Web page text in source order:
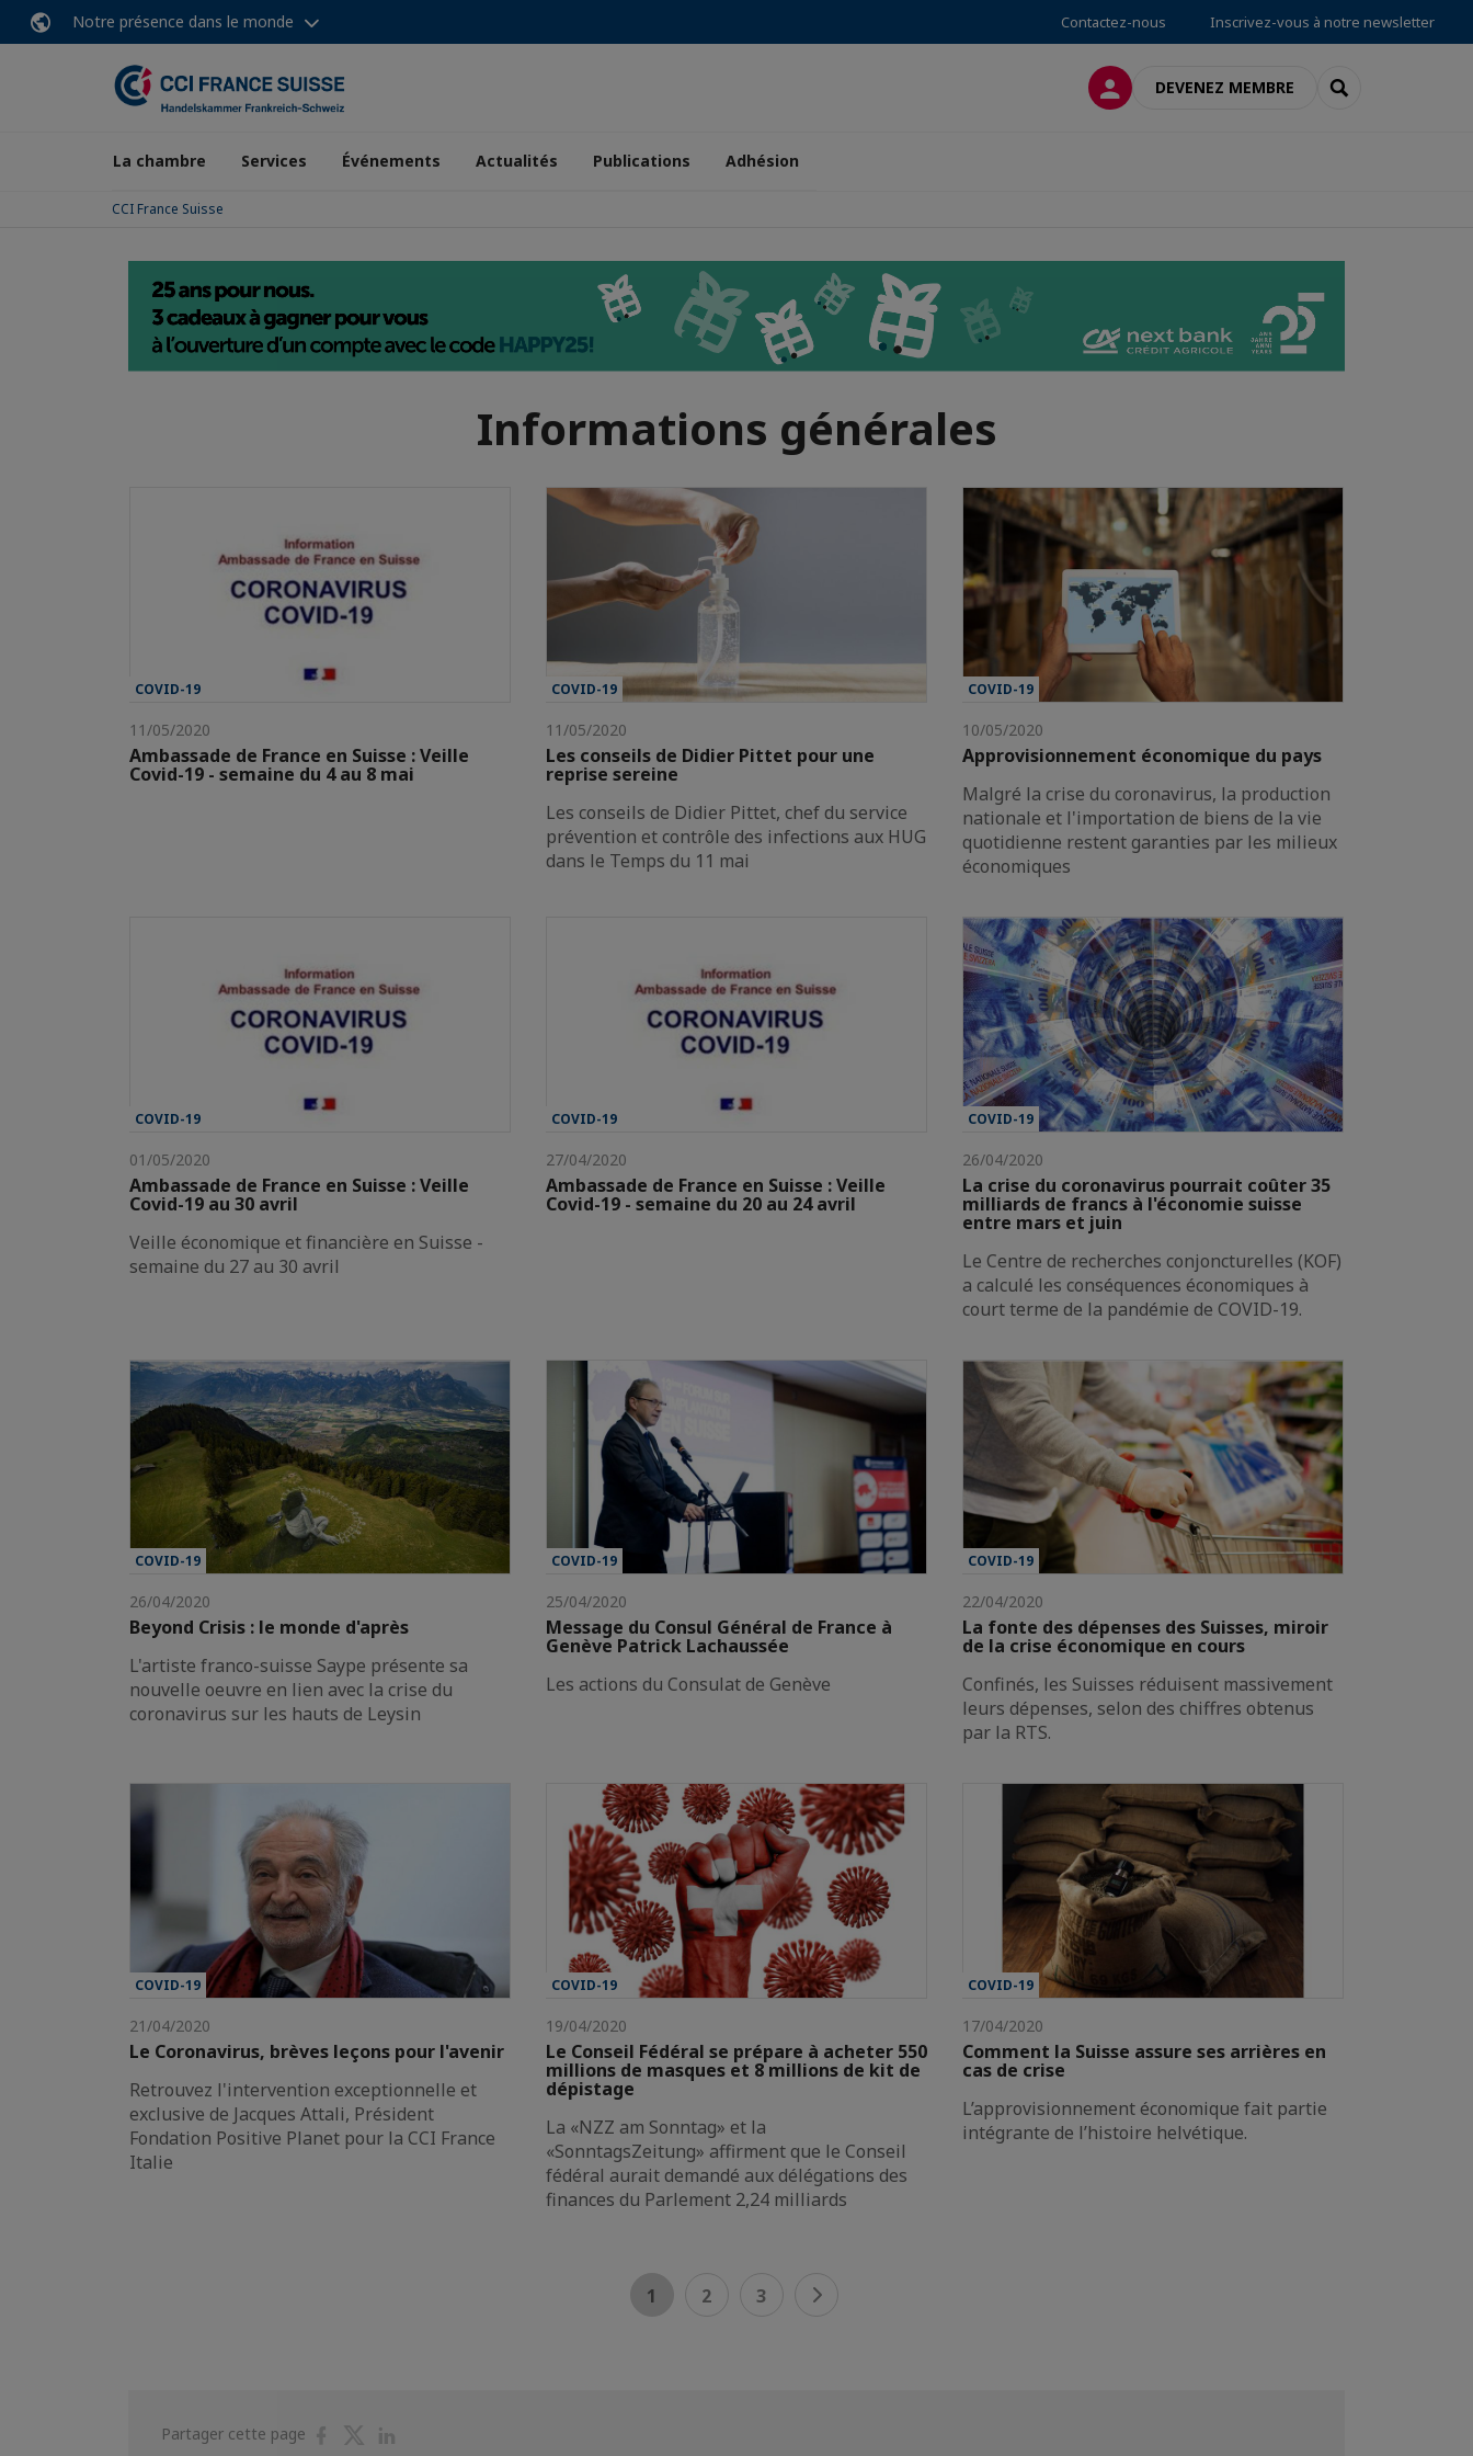
Notre présence dans le monde Contactez-nous Inscrivez-vous à notre newsletter
CONNEXIONDEVENEZ MEMBRE RECHERCHER
La chambre Services Événements Actualités Publications Adhésion
CCI France Suisse
Informations générales
COVID-19
11/05/2020
Ambassade de France en Suisse : Veille
Covid-19 - semaine du 4 au 8 mai
COVID-19
11/05/2020
Les conseils de Didier Pittet pour une
reprise sereine
Les conseils de Didier Pittet, chef du service
prévention et contrôle des infections aux HUG
dans le Temps du 11 mai
COVID-19
10/05/2020
Approvisionnement économique du pays
Malgré la crise du coronavirus, la production
nationale et l'importation de biens de la vie
quotidienne restent garanties par les milieux
économiques
COVID-19
01/05/2020
Ambassade de France en Suisse : Veille
Covid-19 au 30 avril
Veille économique et financière en Suisse -
semaine du 27 au 30 avril
COVID-19
27/04/2020
Ambassade de France en Suisse : Veille
Covid-19 - semaine du 20 au 24 avril
COVID-19
26/04/2020
La crise du coronavirus pourrait coûter 35
milliards de francs à l'économie suisse
entre mars et juin
Le Centre de recherches conjoncturelles (KOF)
a calculé les conséquences économiques à
court terme de la pandémie de COVID-​19.
COVID-19
26/04/2020
Beyond Crisis : le monde d'après
L'artiste franco-suisse Saype présente sa
nouvelle oeuvre en lien avec la crise du
coronavirus sur les hauts de Leysin
COVID-19
25/04/2020
Message du Consul Général de France à
Genève Patrick Lachaussée
Les actions du Consulat de Genève
COVID-19
22/04/2020
La fonte des dépenses des Suisses, miroir
de la crise économique en cours
Confinés, les Suisses réduisent massivement
leurs dépenses, selon des chiffres obtenus
par la RTS.
COVID-19
21/04/2020
Le Coronavirus, brèves leçons pour l'avenir
Retrouvez l'intervention exceptionnelle et
exclusive de Jacques Attali, Président
Fondation Positive Planet pour la CCI France
Italie
COVID-19
19/04/2020
Le Conseil Fédéral se prépare à acheter 550
millions de masques et 8 millions de kit de
dépistage
La «NZZ am Sonntag» et la
«SonntagsZeitung» affirment que le Conseil
fédéral aurait demandé aux délégations des
finances du Parlement 2,24 milliards
COVID-19
17/04/2020
Comment la Suisse assure ses arrières en
cas de crise
L’approvisionnement économique fait partie
intégrante de l’histoire helvétique.
1 2 3
Partager cette page
PartagerPartager